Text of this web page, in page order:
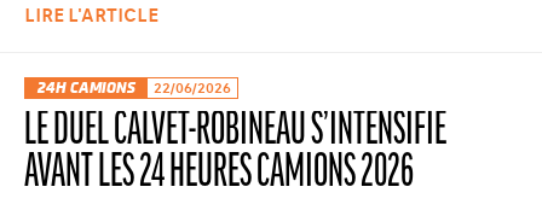
LIRE L'ARTICLE
24H CAMIONS 22/06/2026
LE DUEL CALVET-ROBINEAU S’INTENSIFIE
AVANT LES 24 HEURES CAMIONS 2026